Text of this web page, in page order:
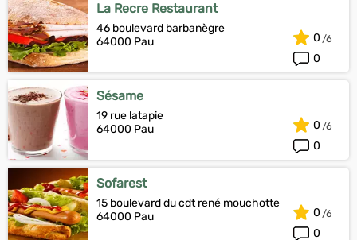
La Recre Restaurant
46 boulevard barbanègre
64000 Pau
0
0
Sésame
19 rue latapie
64000 Pau
0
0
Sofarest
15 boulevard du cdt rené mouchotte
64000 Pau
0
0